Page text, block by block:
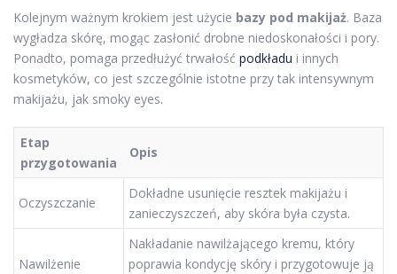
Kolejnym ważnym krokiem jest użycie bazy pod makijaż. Baza
wygładza skórę, mogąc zasłonić drobne niedoskonałości i pory.
Ponadto, pomaga przedłużyć trwałość podkładu i innych
kosmetyków, co jest szczególnie istotne przy tak intensywnym
makijażu, jak smoky eyes.
Etap
przygotowania
Opis
Oczyszczanie
Dokładne usunięcie resztek makijażu i
zanieczyszczeń, aby skóra była czysta.
Nawilżenie
Nakładanie nawilżającego kremu, który
poprawia kondycję skóry i przygotowuje ją